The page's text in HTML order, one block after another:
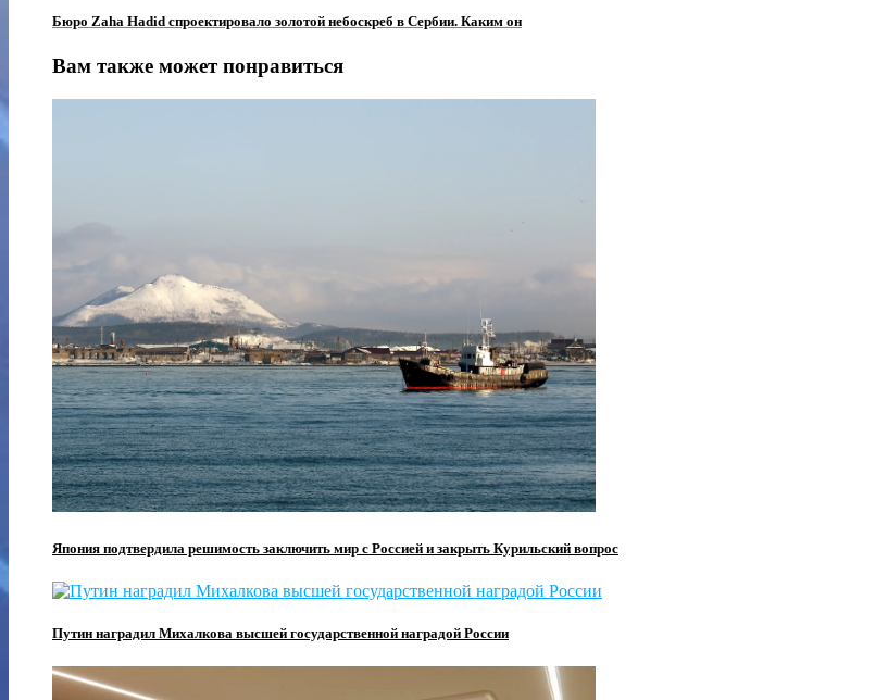
Бюро Zaha Hadid спроектировало золотой небоскреб в Сербии. Каким он
Вам также может понравиться
Япония подтвердила решимость заключить мир с Россией и закрыть Курильский вопрос
Путин наградил Михалкова высшей государственной наградой России